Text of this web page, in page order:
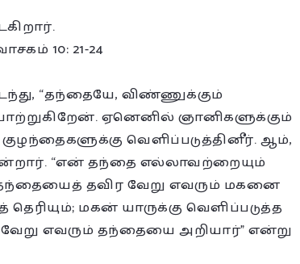
10: 21-24
“தந்தையே, விண்ணுக்கும்
ஏனெனில் ஞானிகளுக்கும்
வெளிப்படுத்தினீர். ஆம்,
“என் தந்தை எல்லாவற்றையும்
தவிர வேறு எவரும் மகனை
மகன் யாருக்கு வெளிப்படுத்த
வேறு எவரும் தந்தையை அறியார்” என்று